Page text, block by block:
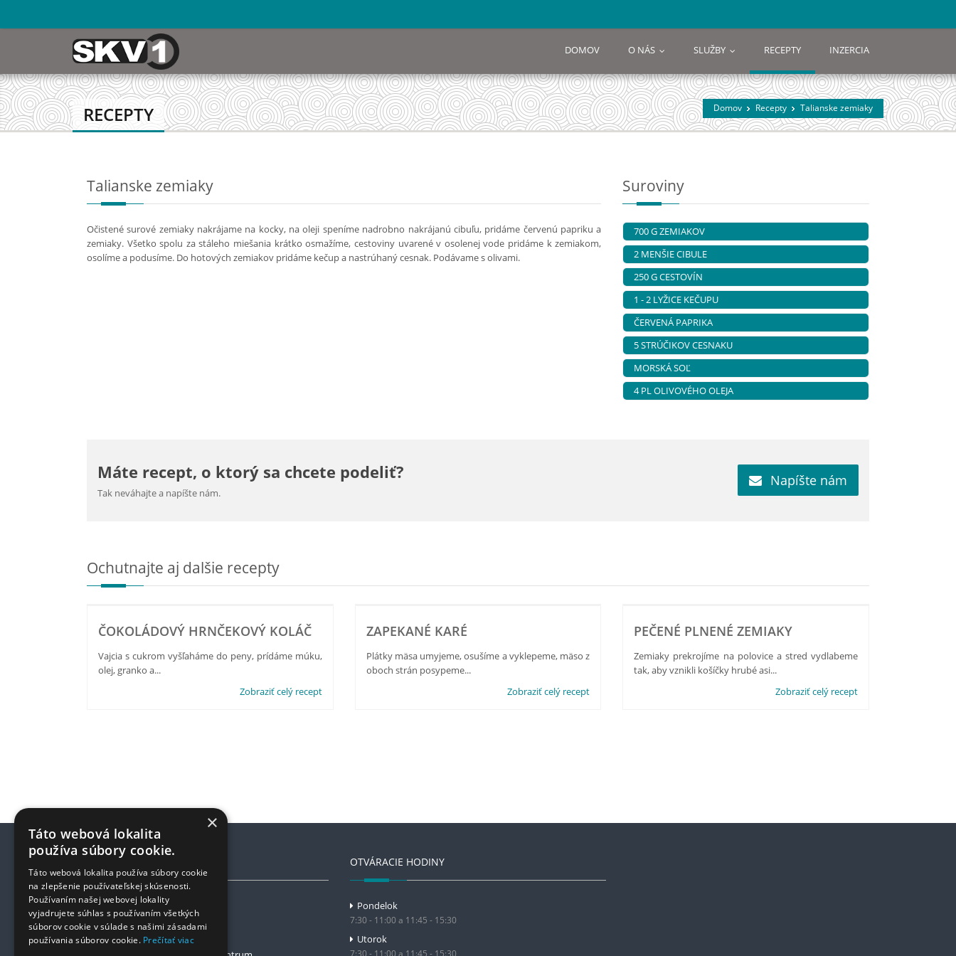
DOMOV O NÁS SLUŽBY RECEPTY INZERCIA
Domov Recepty Talianske zemiaky
RECEPTY
Talianske zemiaky
Očistené surové zemiaky nakrájame na kocky, na oleji speníme nadrobno nakrájanú cibuľu, pridáme červenú papriku a
zemiaky. Všetko spolu za stáleho miešania krátko osmažíme, cestoviny uvarené v osolenej vode pridáme k zemiakom,
osolíme a podusíme. Do hotových zemiakov pridáme kečup a nastrúhaný cesnak. Podávame s olivami.
Suroviny
700 G ZEMIAKOV
2 MENŠIE CIBULE
250 G CESTOVÍN
1 - 2 LYŽICE KEČUPU
ČERVENÁ PAPRIKA
5 STRÚČIKOV CESNAKU
MORSKÁ SOĽ
4 PL OLIVOVÉHO OLEJA
Máte recept, o ktorý sa chcete podeliť?
Tak neváhajte a napíšte nám.
Napíšte nám
Ochutnajte aj dalšie recepty
ČOKOLÁDOVÝ HRNČEKOVÝ KOLÁČ
Vajcia s cukrom vyšľaháme do peny, prídáme múku,
olej, granko a...
Zobraziť celý recept
ZAPEKANÉ KARÉ
Plátky mäsa umyjeme, osušíme a vyklepeme, mäso z
oboch strán posypeme...
Zobraziť celý recept
PEČENÉ PLNENÉ ZEMIAKY
Zemiaky prekrojíme na polovice a stred vydlabeme
tak, aby vznikli košíčky hrubé asi...
Zobraziť celý recept
KONTAKTY
TV – SKV s.r.o.
Strojárska 1832/93
069 01 Snina
OTVÁRACIE HODINY
Pondelok
7:30 - 11:00 a 11:45 - 15:30
Utorok
7:30 - 11:00 a 11:45 - 15:30
×
Táto webová lokalita
používa súbory cookie.
Táto webová lokalita používa súbory cookie
na zlepšenie používateľskej skúsenosti.
Používaním našej webovej lokality
vyjadrujete súhlas s používaním všetkých
súborov cookie v súlade s našimi zásadami
používania súborov cookie. Prečítať viac